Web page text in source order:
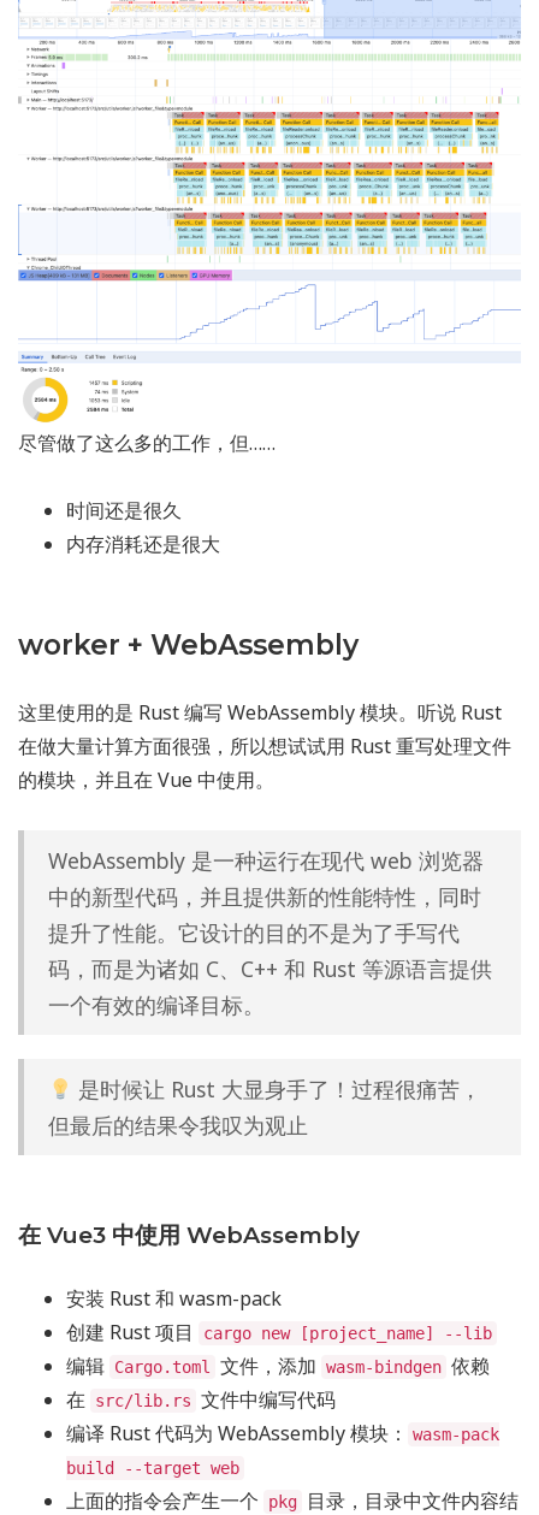
尽管做了这么多的工作，但……
时间还是很久
内存消耗还是很大
worker + WebAssembly
这里使用的是 Rust 编写 WebAssembly 模块。听说 Rust
在做大量计算方面很强，所以想试试用 Rust 重写处理文件
的模块，并且在 Vue 中使用。
WebAssembly 是一种运行在现代 web 浏览器
中的新型代码，并且提供新的性能特性，同时
提升了性能。它设计的目的不是为了手写代
码，而是为诸如 C、C++ 和 Rust 等源语言提供
一个有效的编译目标。
是时候让 Rust 大显身手了！过程很痛苦，
但最后的结果令我叹为观止
在 Vue3 中使用 WebAssembly
安装 Rust 和 wasm-pack
创建 Rust 项目
cargo new [project_name] --lib
编辑 Cargo.toml 文件，添加 wasm-bindgen 依赖
在
src/lib.rs 文件中编写代码
编译 Rust 代码为 WebAssembly 模块：
wasm-pack
build --target web
上面的指令会产生一个 pkg
目录，目录中文件内容结